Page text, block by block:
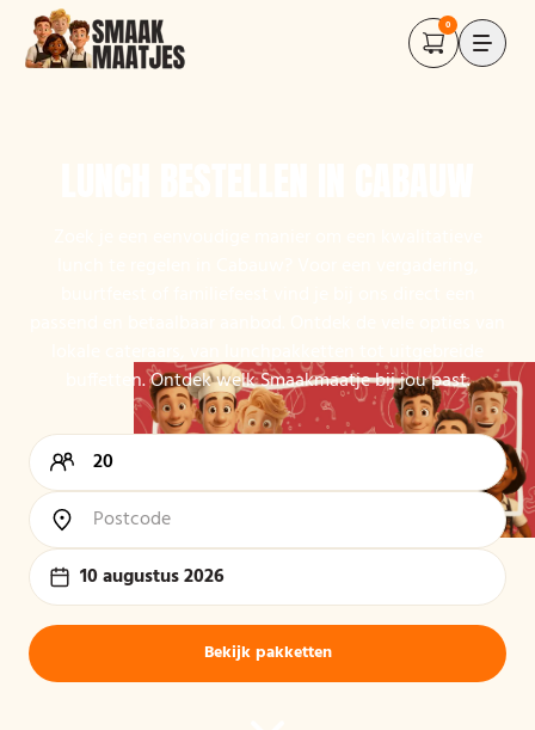
0
buffetten. Ontdek welk Smaakmaatje bij jou past.
10 augustus 2026
Bekijk pakketten